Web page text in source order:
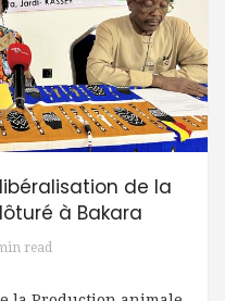
de la
à Bakara
read